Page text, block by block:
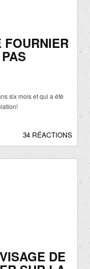
FOURNIER
six mois et qui a été
34 RÉACTIONS
DE